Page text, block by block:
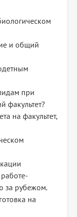
и общий
при
факультет?
на факультет,
за рубежом.
на